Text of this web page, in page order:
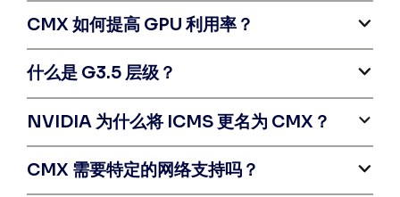
CMX 如何提高 GPU 利用率？
什么是 G3.5 层级？
NVIDIA 为什么将 ICMS 更名为 CMX？
CMX 需要特定的网络支持吗？